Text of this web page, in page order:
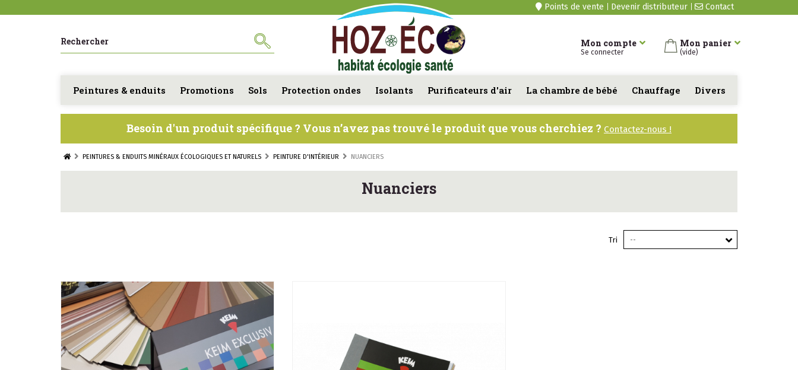
Contact
Points de vente Devenir distributeur
Mon panier
(vide)
Mon compte
Se connecter
Peintures & enduits Promotions Sols Protection ondes Isolants Purificateurs d'air La chambre de bébé Chauffage Divers
Besoin d'un produit spécifique ? Vous n’avez pas trouvé le produit que vous cherchiez ? Contactez-nous !
PEINTURES & ENDUITS MINÉRAUX ÉCOLOGIQUES ET NATURELS PEINTURE D'INTÉRIEUR NUANCIERS
Nuanciers
Tri --